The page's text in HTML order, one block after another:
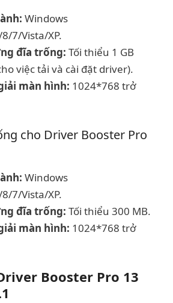
Windows
7/Vista/XP.
đĩa trống: Tối thiểu 1 GB
việc tải và cài đặt driver).
màn hình: 1024*768 trở
cho Driver Booster Pro
Windows
7/Vista/XP.
đĩa trống: Tối thiểu 300 MB.
màn hình: 1024*768 trở
Booster Pro 13